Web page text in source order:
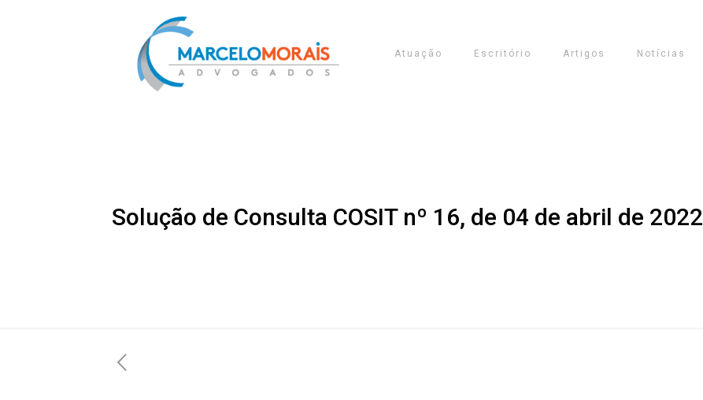
Atuação Escritório Artigos Notícias
Solução de Consulta COSIT nº 16, de 04 de abril de 2022